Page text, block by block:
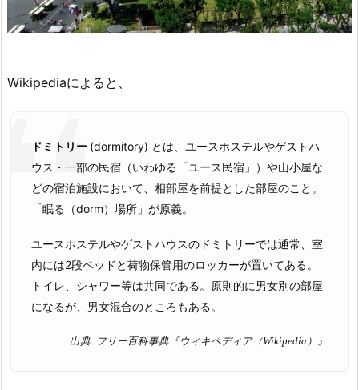
Wikipediaによると、
ドミトリー (dormitory) とは、ユースホステルやゲストハ
ウス・一部の民宿（いわゆる「ユース民宿」）や山小屋な
どの宿泊施設において、相部屋を前提とした部屋のこと。
「眠る（dorm）場所」が原義。
ユースホステルやゲストハウスのドミトリーでは通常、室
内には2段ベッドと荷物保管用のロッカーが置いてある。
トイレ、シャワー等は共同である。原則的に男女別の部屋
になるが、男女混合のところもある。
出典: フリー百科事典『ウィキペディア（Wikipedia）』